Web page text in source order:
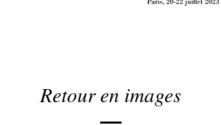
Retour en images